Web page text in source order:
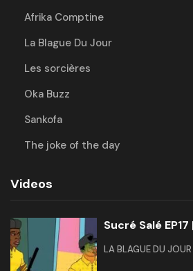
Afrika Comptine
La Blague Du Jour
Les sorcières
Oka Buzz
Sankofa
The joke of the day
Videos
Sucré Salé
LA BLAGUE DU JOUR